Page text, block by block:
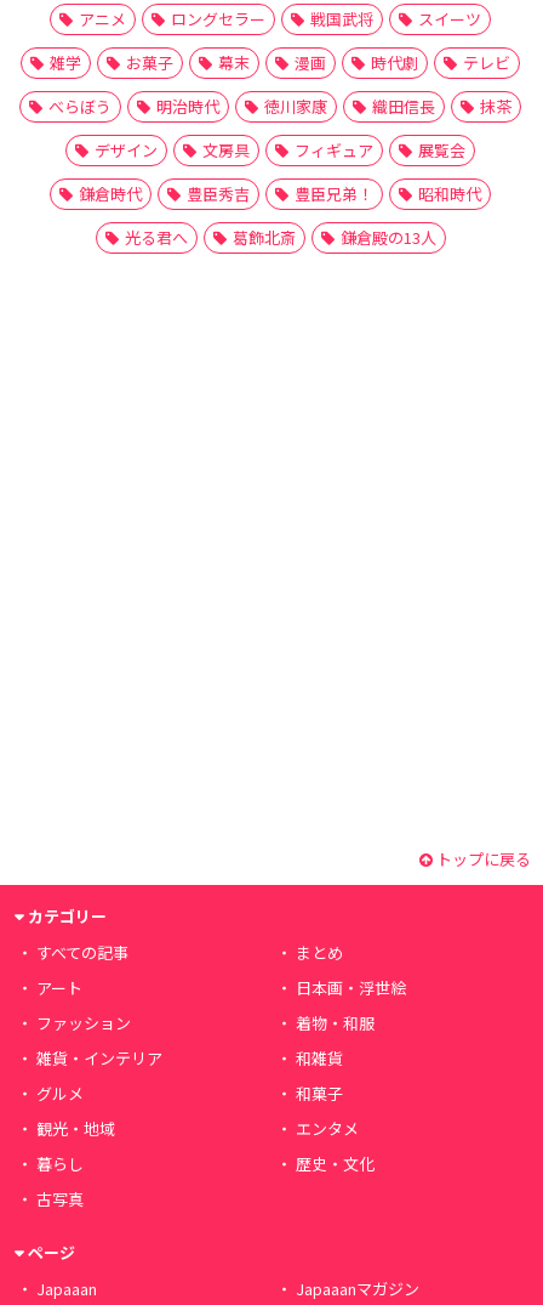
アニメ
ロングセラー 戦国武将
スイーツ
雑学
お菓子 幕末 漫画 時代劇
テレビ
べらぼう
明治時代 徳川家康 織田信長
抹茶
デザイン
文房具 フィギュア
展覧会
鎌倉時代
豊臣秀吉 豊臣兄弟！
昭和時代
光る君へ
葛飾北斎 鎌倉殿の13人
トップに戻る
カテゴリー
すべての記事
まとめ
アート
日本画・浮世絵
ファッション
着物・和服
雑貨・インテリア
和雑貨
グルメ
和菓子
観光・地域
エンタメ
暮らし
歴史・文化
古写真
ページ
Japaaan
Japaaanマガジン